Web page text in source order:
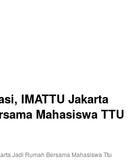
IMATTU Jakarta
Mahasiswa TTU